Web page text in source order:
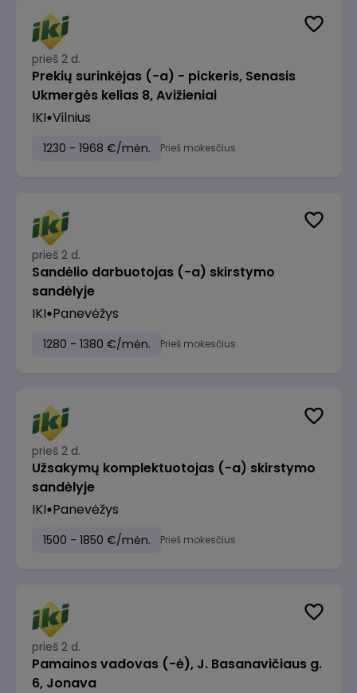
prieš 2 d.
Prekių surinkėjas (-a) - pickeris, Senasis
Ukmergės kelias 8, Avižieniai
IKI Vilnius
1230 - 1968 €/mėn. Prieš mokesčius
prieš 2 d.
Sandėlio darbuotojas (-a) skirstymo
sandėlyje
IKI Panevėžys
1280 - 1380 €/mėn. Prieš mokesčius
prieš 2 d.
Užsakymų komplektuotojas (-a) skirstymo
sandėlyje
IKI Panevėžys
1500 - 1850 €/mėn. Prieš mokesčius
prieš 2 d.
Pamainos vadovas (-ė), J. Basanavičiaus g.
6, Jonava